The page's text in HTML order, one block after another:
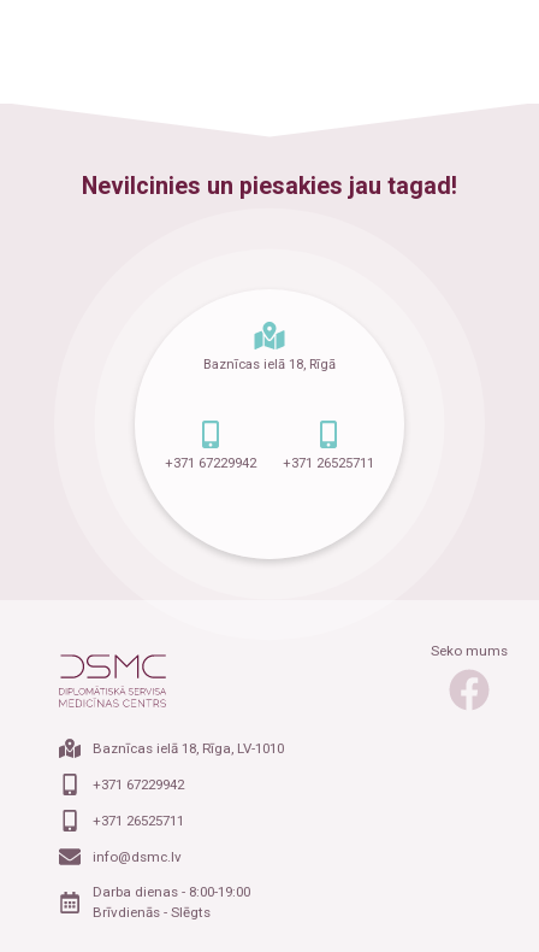
Nevilcinies un piesakies jau tagad!
Baznīcas ielā 18, Rīgā
+371 67229942 +371 26525711
Seko mums
Baznīcas ielā 18, Rīga, LV-1010
+371 67229942
+371 26525711
info@dsmc.lv
Darba dienas - 8:00-19:00
Brīvdienās - Slēgts